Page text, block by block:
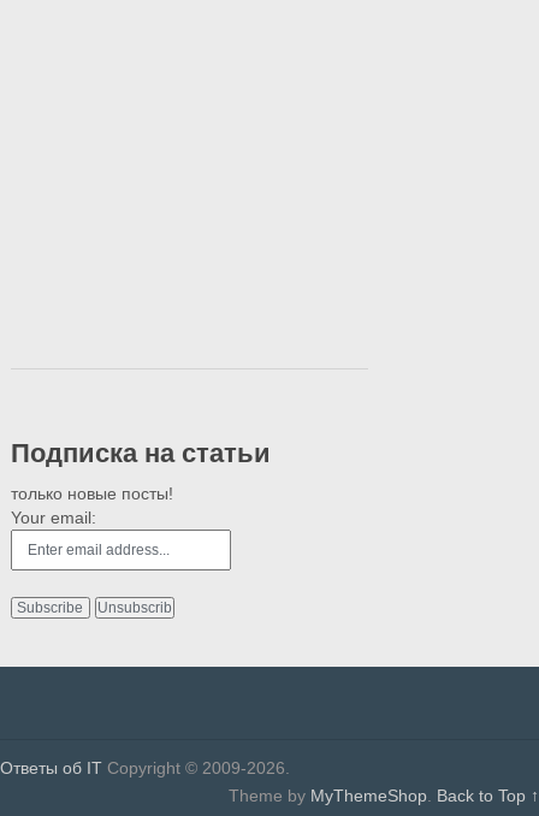
Подписка на статьи
только новые посты!
Your email:
Ответы об IT Copyright © 2009-2026.
Theme by MyThemeShop Back to Top ↑